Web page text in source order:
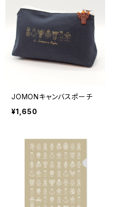
JOMONキャンバスポーチ
¥1,650